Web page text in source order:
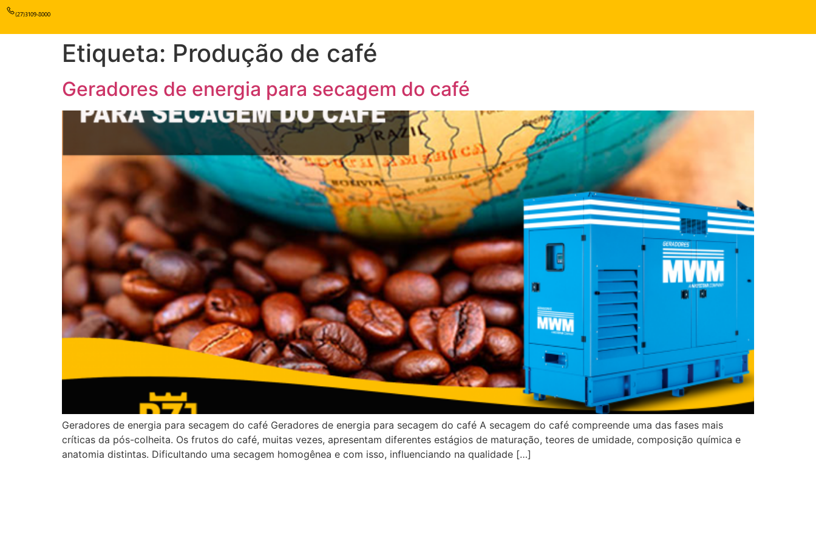
(27)3109-8000
Etiqueta: Produção de café
Geradores de energia para secagem do café
Geradores de energia para secagem do café Geradores de energia para secagem do café A secagem do café compreende uma das fases mais
críticas da pós-colheita. Os frutos do café, muitas vezes, apresentam diferentes estágios de maturação, teores de umidade, composição química e
anatomia distintas. Dificultando uma secagem homogênea e com isso, influenciando na qualidade […]